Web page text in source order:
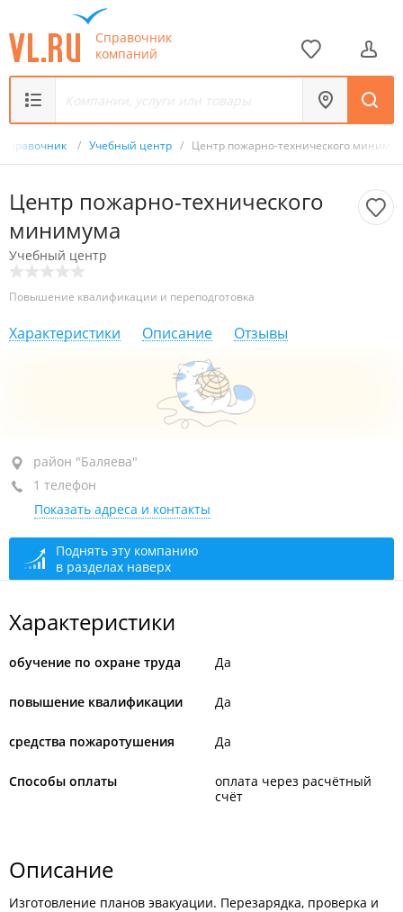
Справочник
компаний
Справочник / Учебный центр / Центр пожарно-технического
Центр пожарно-технического
минимума
Учебный центр
Повышение квалификации и переподготовка
Характеристики Описание Отзывы
район "Баляева", ул. Адмирала Юмашева, 35
оф. 9
+7 902 557-21-04
сегодня закрыто
район "Баляева"
1 телефон
Показать адреса и контакты
Поднять эту компанию
в разделах наверх
Характеристики
обучение по охране труда Да
повышение квалификации Да
средства пожаротушения Да
Способы оплаты
оплата через расчётный
счёт
Описание
Изготовление планов эвакуации. Перезарядка, проверка и